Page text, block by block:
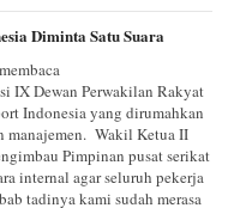
Diminta Satu Suara
IX Dewan Perwakilan Rakyat
Indonesia yang dirumahkan
manajemen. Wakil Ketua II
Pimpinan pusat serikat
internal agar seluruh pekerja
tadinya kami sudah merasa